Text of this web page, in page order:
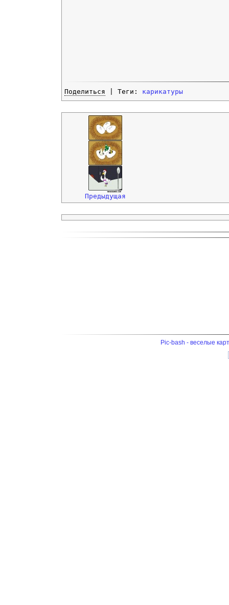
Поделиться | Теги: карикатуры
Предыдущая
Pic-bash - веселые